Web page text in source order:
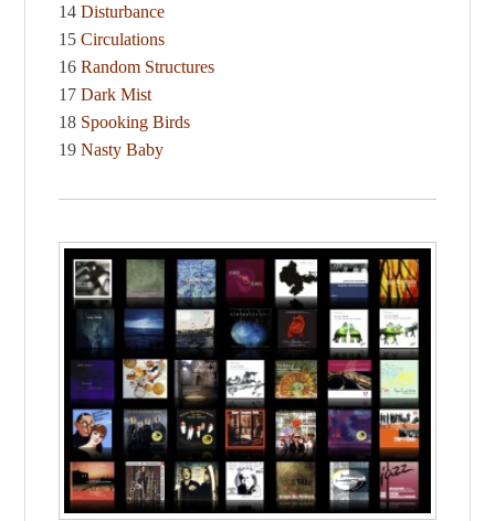
14Disturbance
15Circulations
16Random Structures
17Dark Mist
18 Spooking Birds
19Nasty Baby